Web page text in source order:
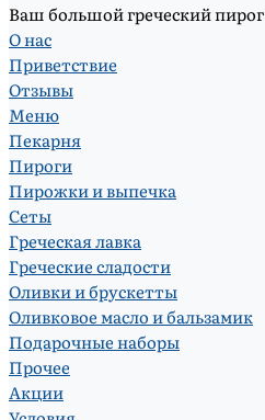
Ваш большой греческий пирог
О нас
Приветствие
Отзывы
Меню
Пекарня
Пироги
Пирожки и выпечка
Сеты
Греческая лавка
Греческие сладости
Оливки и брускетты
Оливковое масло и бальзамик
Подарочные наборы
Прочее
Акции